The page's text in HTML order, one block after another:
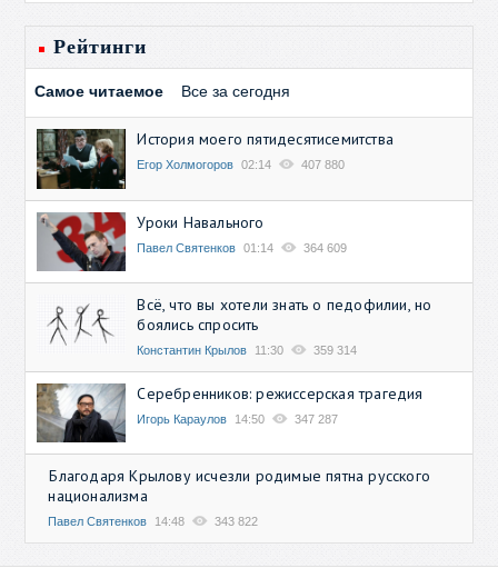
Рейтинги
Самое читаемое Все за сегодня
История моего пятидесятисемитства
Егор Холмогоров 02:14 407 880
Уроки Навального
Павел Святенков 01:14 364 609
Всё, что вы хотели знать о педофилии, но
боялись спросить
Константин Крылов 11:30 359 314
Серебренников: режиссерская трагедия
Игорь Караулов 14:50 347 287
Благодаря Крылову исчезли родимые пятна русского
национализма
Павел Святенков 14:48 343 822